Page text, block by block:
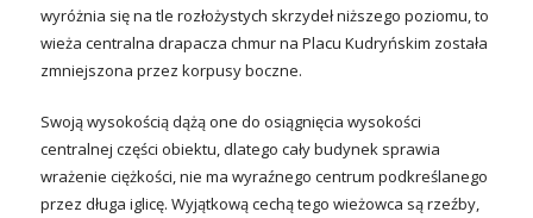
wyróżnia się na tle rozłożystych skrzydeł niższego poziomu, to
wieża centralna drapacza chmur na Placu Kudryńskim została
zmniejszona przez korpusy boczne.
Swoją wysokością dążą one do osiągnięcia wysokości
centralnej części obiektu, dlatego cały budynek sprawia
wrażenie ciężkości, nie ma wyraźnego centrum podkreślanego
przez długa iglicę. Wyjątkową cechą tego wieżowca są rzeźby,